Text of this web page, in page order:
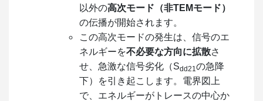
以外の高次モード（非TEMモード）
の伝播が開始されます。
この高次モードの発生は、信号のエ
ネルギーを不必要な方向に拡散さ
せ、急激な信号劣化（Sdd21 の急降
下）を引き起こします。電界図上
で、エネルギーがトレースの中心か